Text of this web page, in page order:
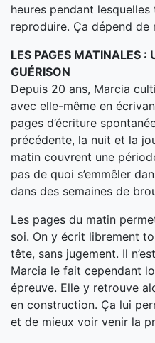
heures pendant
reproduire. Ça dépend de
LES PAGES MATINALES :
GUÉRISON
Depuis 20 ans, Marcia
avec elle-même en
pages d’écriture
précédente, la nuit et la
matin couvrent une
pas de quoi s’emmêler
dans des semaines de
Les pages du matin
soi. On y écrit librement
tête, sans jugement. Il
Marcia le fait cependant
épreuve. Elle y retrouve
en construction. Ça lui
et de mieux voir venir la